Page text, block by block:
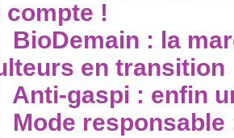
!
BioDemain : la
en transition
Anti-gaspi : enfin
Mode